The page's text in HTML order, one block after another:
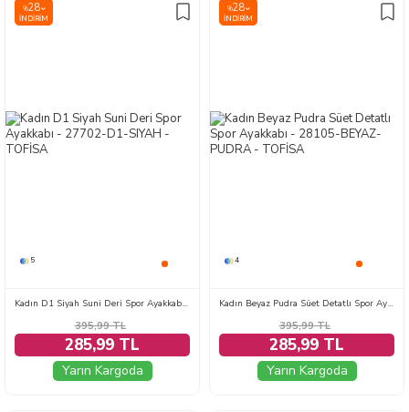
%28
İNDIRIM
5
Kadın D1 Siyah Suni Deri Spor Ayakkabı - 27702-D1-SIYAH
395,99TL
285,99 TL
Yarın Kargoda
%28
İNDIRIM
4
Kadın Beyaz Pudra Süet Detatlı Spor Ayakkabı - 28105-BEYAZ-PUDRA
395,99TL
285,99 TL
Yarın Kargoda